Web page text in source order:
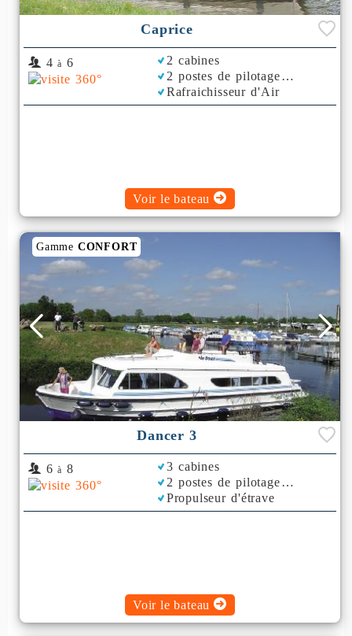
Caprice
4 à 6
2 cabines
2 postes de pilotage
Rafraichisseur d'Air
Voir le bateau
Gamme CONFORT
Dancer 3
6 à 8
3 cabines
2 postes de pilotage
Propulseur d'étrave
Voir le bateau